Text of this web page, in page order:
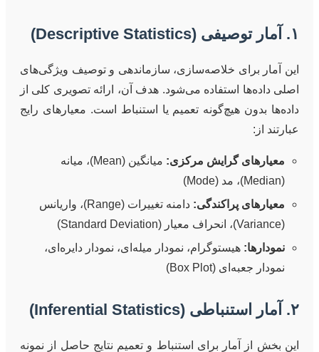
۱. آمار توصیفی (Descriptive Statistics)
این آمار برای خلاصه‌سازی، سازماندهی و توصیف ویژگی‌های
اصلی داده‌ها استفاده می‌شود. هدف آن، ارائه تصویری کلی از
داده‌ها بدون هیچ‌گونه تعمیم یا استنباط است. معیارهای رایج
عبارتند از:
معیارهای گرایش مرکزی:
میانگین (Mean)، میانه
(Median)، مد (Mode)
معیارهای پراکندگی:
دامنه تغییرات (Range)، واریانس
(Variance)، انحراف معیار (Standard Deviation)
نمودارها: هیستوگرام، نمودار میله‌ای، نمودار دایره‌ای،
نمودار جعبه‌ای (Box Plot)
۲. آمار استنباطی (Inferential Statistics)
این بخش از آمار برای استنباط و تعمیم نتایج حاصل از نمونه